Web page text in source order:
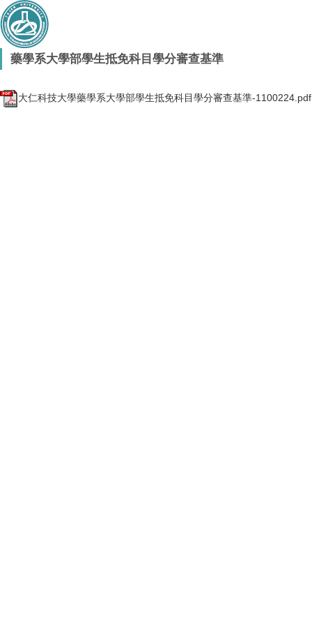
藥學系大學部學生抵免科目學分審查基準
大仁科技大學藥學系大學部學生抵免科目學分審查基準-1100224.pdf